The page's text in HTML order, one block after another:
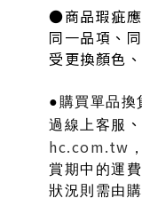
●商品瑕疵
同一品項、
受更換顏色
●購買單品換
過線上客服
hc.com.tw ，
賞期中的運費
狀況則需由